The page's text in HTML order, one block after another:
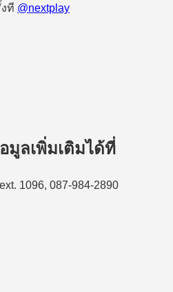
ที @nextplay
ลเพิ่มเติมได้ที่
1096, 087-984-2890